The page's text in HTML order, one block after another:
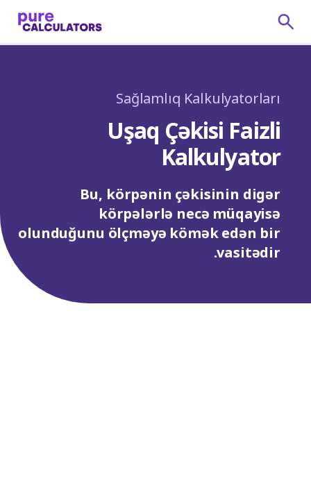
Sağlamlıq Kalkulyatorları
Uşaq Çəkisi Faizli
Kalkulyator
Bu, körpənin çəkisinin digər
körpələrlə necə müqayisə
olunduğunu ölçməyə kömək edən bir
vasitədir.